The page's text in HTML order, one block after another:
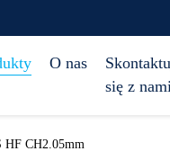
O nas
się z
HF CH2.05mm